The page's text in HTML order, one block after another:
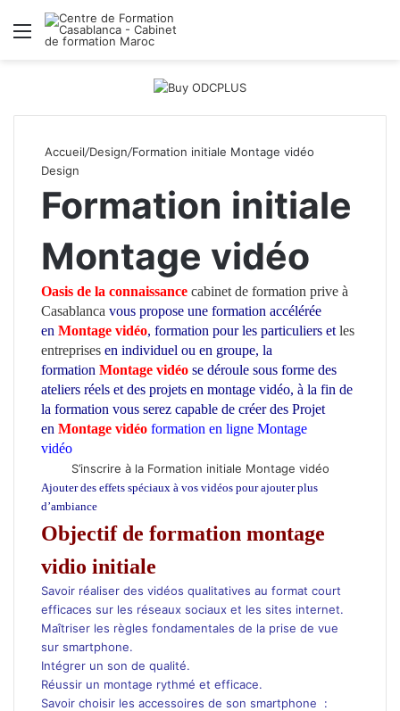
Menu
Accueil/Design/Formation initiale Montage vidéo
Design
Formation initiale
Montage vidéo
Oasis de la connaissance cabinet de formation prive à
Casablanca vous propose une formation accélérée
en Montage vidéo, formation pour les particuliers et les
entreprises en individuel ou en groupe, la
formation Montage vidéo se déroule sous forme des
ateliers réels et des projets en montage vidéo, à la fin de
la formation vous serez capable de créer des Projet
en Montage vidéo formation en ligne Montage
vidéo
S’inscrire à la Formation initiale Montage vidéo
Ajouter des effets spéciaux à vos vidéos pour ajouter plus
d’ambiance
Objectif de formation montage
vidio initiale
Savoir réaliser des vidéos qualitatives au format court
efficaces sur les réseaux sociaux et les sites internet.
Maîtriser les règles fondamentales de la prise de vue
sur smartphone.
Intégrer un son de qualité.
Réussir un montage rythmé et efficace.
Savoir choisir les accessoires de son smartphone :